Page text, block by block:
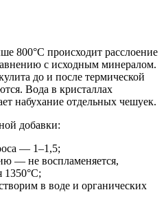
800°С происходит расслоение
с исходным минералом.
до и после термической
Вода в кристаллах
набухание отдельных чешуек.
добавки:
— 1–1,5;
— не воспламеняется,
1350°С;
в воде и органических